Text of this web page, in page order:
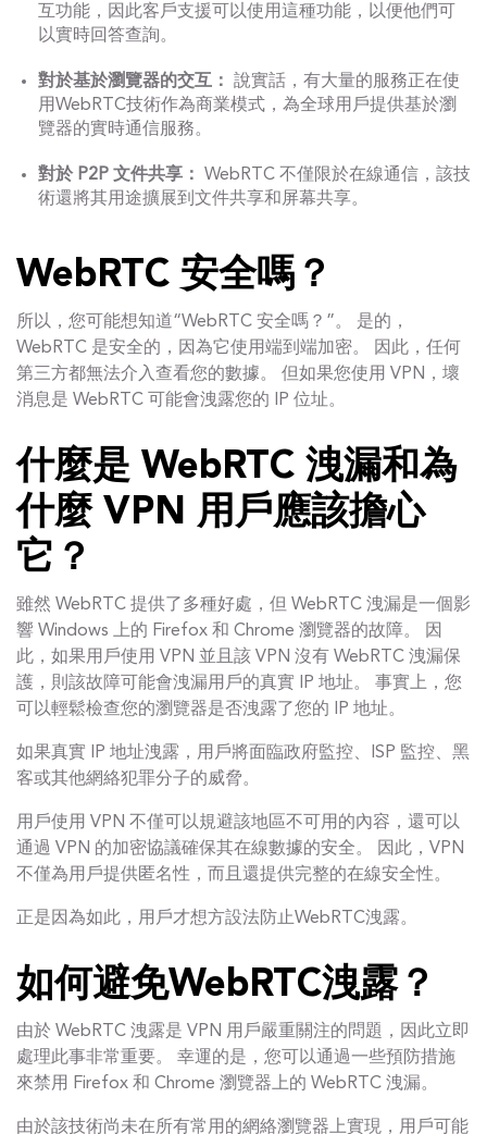
互功能，因此客戶支援可以使用這種功能，以便他們可
以實時回答查詢。
對於基於瀏覽器的交互：
說實話，有大量的服務正在使
用WebRTC技術作為商業模式，為全球用戶提供基於瀏
覽器的實時通信服務。
對於 P2P 文件共享：
WebRTC 不僅限於在線通信，該技
術還將其用途擴展到文件共享和屏幕共享。
WebRTC 安全嗎？
所以，您可能想知道“WebRTC 安全嗎？”。 是的，
WebRTC 是安全的，因為它使用端到端加密。 因此，任何
第三方都無法介入查看您的數據。 但如果您使用 VPN，壞
消息是 WebRTC 可能會洩露您的 IP 位址。
什麼是 WebRTC 洩漏和為
什麼 VPN 用戶應該擔心
它？
雖然 WebRTC 提供了多種好處，但 WebRTC 洩漏是一個影
響 Windows 上的 Firefox 和 Chrome 瀏覽器的故障。 因
此，如果用戶使用 VPN 並且該 VPN 沒有 WebRTC 洩漏保
護，則該故障可能會洩漏用戶的真實 IP 地址。 事實上，您
可以輕鬆檢查您的瀏覽器是否洩露了您的 IP 地址。
如果真實 IP 地址洩露，用戶將面臨政府監控、ISP 監控、黑
客或其他網絡犯罪分子的威脅。
用戶使用 VPN 不僅可以規避該地區不可用的內容，還可以
通過 VPN 的加密協議確保其在線數據的安全。 因此，VPN
不僅為用戶提供匿名性，而且還提供完整的在線安全性。
正是因為如此，用戶才想方設法防止WebRTC洩露。
如何避免WebRTC洩露？
由於 WebRTC 洩露是 VPN 用戶嚴重關注的問題，因此立即
處理此事非常重要。 幸運的是，您可以通過一些預防措施
來禁用 Firefox 和 Chrome 瀏覽器上的 WebRTC 洩漏。
由於該技術尚未在所有常用的網絡瀏覽器上實現，用戶可能